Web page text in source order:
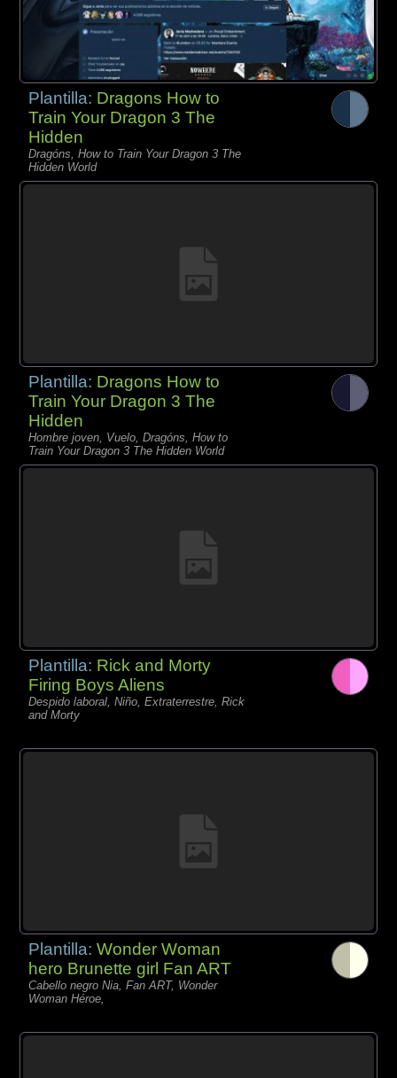
Plantilla: Dragons How to
Train Your Dragon 3 The
Hidden
Dragóns, How to Train Your Dragon 3 The
Hidden World
Plantilla: Dragons How to
Train Your Dragon 3 The
Hidden
Hombre joven, Vuelo, Dragóns, How to
Train Your Dragon 3 The Hidden World
Plantilla: Rick and Morty
Firing Boys Aliens
Despido laboral, Niño, Extraterrestre, Rick
and Morty
Plantilla:Wonder Woman
hero Brunette girl Fan ART
Cabello negro Nia, Fan ART, Wonder
Woman Héroe,